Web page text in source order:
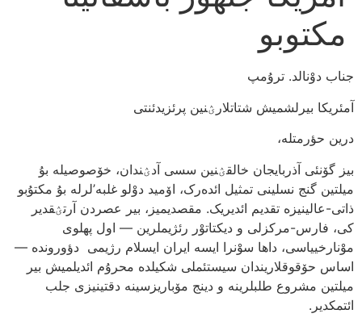
مکتوبو
جناب دوْنالد. ترۇمپ
آمئریکا بیرلشمیش شتاتلارؽنین پرئزیدئنتی
درین حؤرمتله،
بیز گۆنئی آذربایجان خالقؽنین سسی آدؽندان، خۆصوصیله بۇ
میلتین گنج نسلینی تمثیل ائده‌رک، اۆمید دوْلو غلبه’لرله بۇ مکتۇبو
ذاتی-عالینیزه تقدیم ائدیریک. مقصدیمیز، بیر عصردن آرتؽقدیر
کی، فارس-مرکزلی و دیکتاتوْر رئژیملرین — اول پهلوی
موْنارخییاسی، داها سوْنرا ایسه ایران ایسلام رژیمی دؤورونده —
اساس حۆقوقلاریندان سیستئملی شکیلده محرۇم ائدیلمیش بیر
میلتین مشروع طلبلرینه و دینج مۆباریزسینه دقتینیزی جلب
ائتمکدیر.